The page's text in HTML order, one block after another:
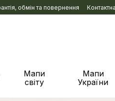
обмін та повернення
Мапи
світу
Мапи
України